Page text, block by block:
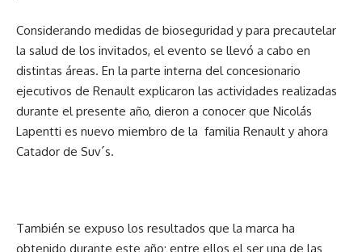
Considerando medidas de bioseguridad y para precautelar
la salud de los invitados, el evento se llevó a cabo en
distintas áreas. En la parte interna del concesionario
ejecutivos de Renault explicaron las actividades realizadas
durante el presente año, dieron a conocer que Nicolás
Lapentti es nuevo miembro de la familia Renault y ahora
Catador de Suv´s.
También se expuso los resultados que la marca ha
obtenido durante este año; entre ellos el ser una de las